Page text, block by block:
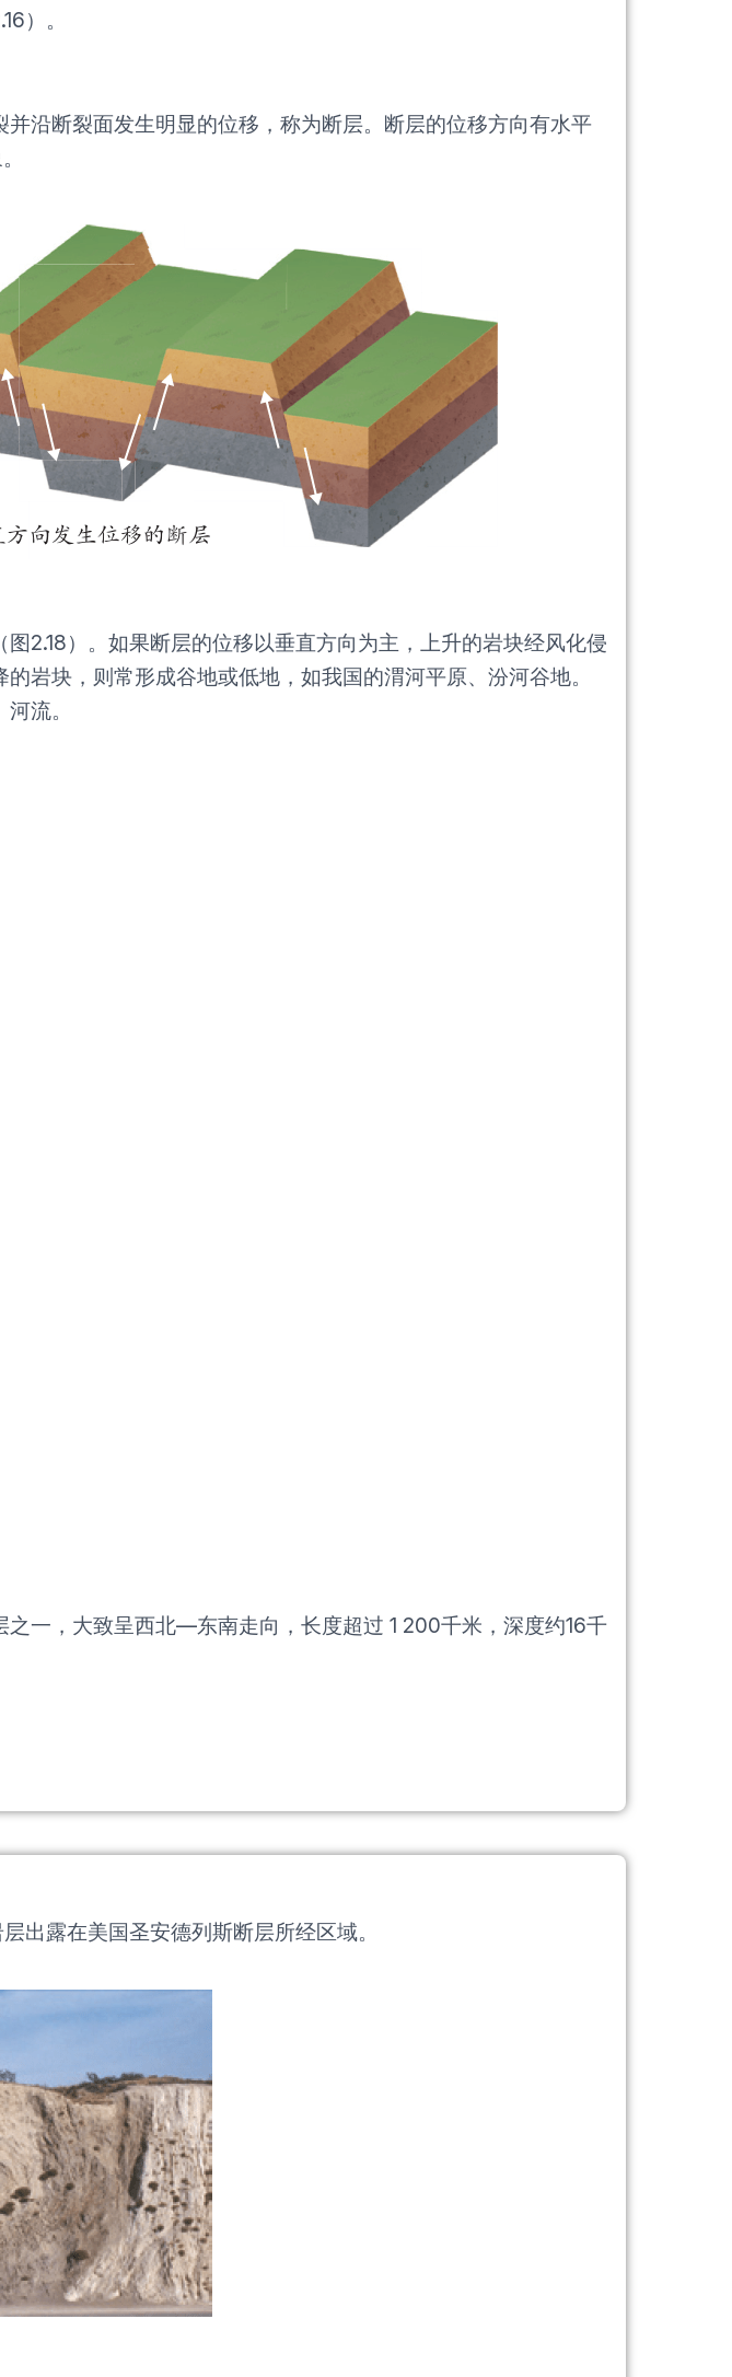
）。
沿断裂面发生明显的位移，称为断层。断层的位移方向有水平
2.18）。如果断层的位移以垂直方向为主，上升的岩块经风化侵
岩块，则常形成谷地或低地，如我国的渭河平原、汾河谷地。
流。
一，大致呈西北—东南走向，长度超过 1 200千米，深度约16千
出露在美国圣安德列斯断层所经区域。